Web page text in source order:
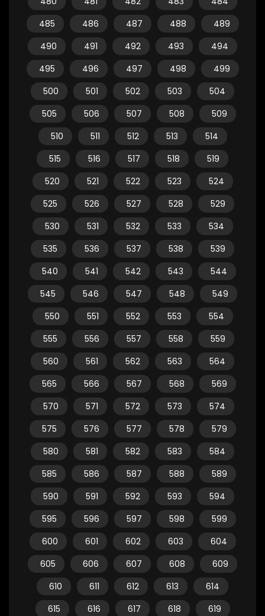
485
486 487 488
489
490
491 492 493
494
495
496 497 498
499
500
501 502 503
504
505
506 507 508
509
510
511 512 513
514
515
516 517 518
519
520
521 522 523
524
525
526 527 528
529
530
531 532 533
534
535
536 537 538
539
540
541 542 543
544
545
546 547 548
549
550
551 552 553
554
555
556 557 558
559
560
561 562 563
564
565
566 567 568
569
570
571 572 573
574
575
576 577 578
579
580
581 582 583
584
585
586 587 588
589
590
591 592 593
594
595
596 597 598
599
600
601 602 603
604
605
606 607 608
609
610
611 612 613
614
615
616 617 618
619